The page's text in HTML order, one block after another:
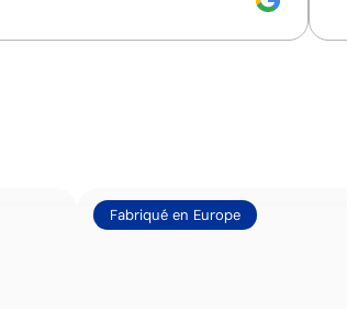
transfère l’encre d’une plaque gravée
sur surfaces incurvées et
Fabriqué en Europe